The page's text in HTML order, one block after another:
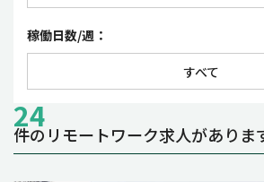
副業OK
1日 5~6時間
稼働日数/週：
すべて
週3~4日
24
件のリモートワーク求人がありま